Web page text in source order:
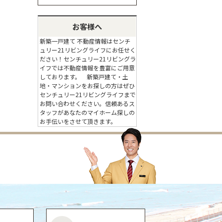
お客様へ
新築一戸建て 不動産情報はセンチ
ュリー21リビングライフにお任せく
ださい！センチュリー21リビングラ
イフでは不動産情報を豊富にご用意
しております。 新築戸建て・土
地・マンションをお探しの方はぜひ
センチュリー21リビングライフまで
お問い合わせください。信頼あるス
タッフがあなたのマイホーム探しの
お手伝いをさせて頂きます。